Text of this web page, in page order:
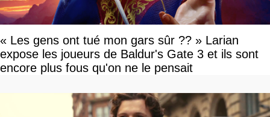
« Les gens ont tué mon gars sûr ?? » Larian
expose les joueurs de Baldur's Gate 3 et ils sont
encore plus fous qu'on ne le pensait